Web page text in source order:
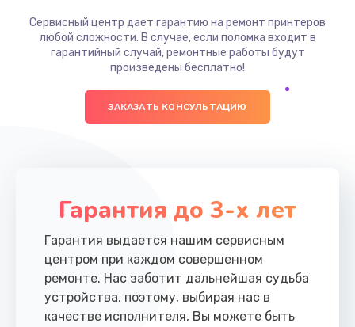
Сервисный центр дает гарантию на ремонт принтеров
любой сложности. В случае, если поломка входит в
гарантийный случай, ремонтные работы будут
произведены бесплатно!
ЗАКАЗАТЬ КОНСУЛЬТАЦИЮ
Гарантия до 3-х лет
Гарантия выдается нашим сервисным
центром при каждом совершенном
ремонте. Нас заботит дальнейшая судьба
устройства, поэтому, выбирая нас в
качестве исполнителя, Вы можете быть